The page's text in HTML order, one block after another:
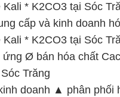
Kali * K2CO3 tại Sóc
cấp và kinh doanh
Kali * K2CO3 tại Sóc
ứng Ø bán hóa chất
Trăng
doanh ▲ phân phối